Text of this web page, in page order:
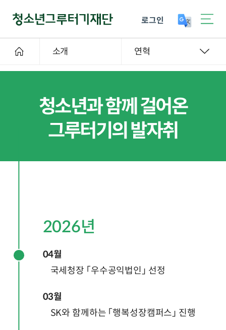
로그인
소개 연혁
청소년과 함께 걸어온
그루터기의 발자취
2026년
04월
국세청장 「우수공익법인」 선정
03월
SK와 함께하는 「행복성장캠퍼스」 진행